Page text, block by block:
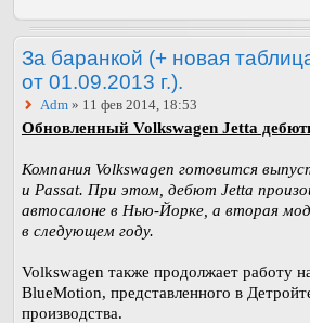
За баранкой (+ новая
от 01.09.2013 г.).
Adm » 11 фев 2014, 18:53
Обновленный Volkswagen Jetta
Компания Volkswagen готовится
и Passat. При этом, дебют Jetta
автосалоне в Нью-Йорке, а вторая
в следующем году.
Volkswagen также продолжает работу
BlueMotion, представленного в
производства.